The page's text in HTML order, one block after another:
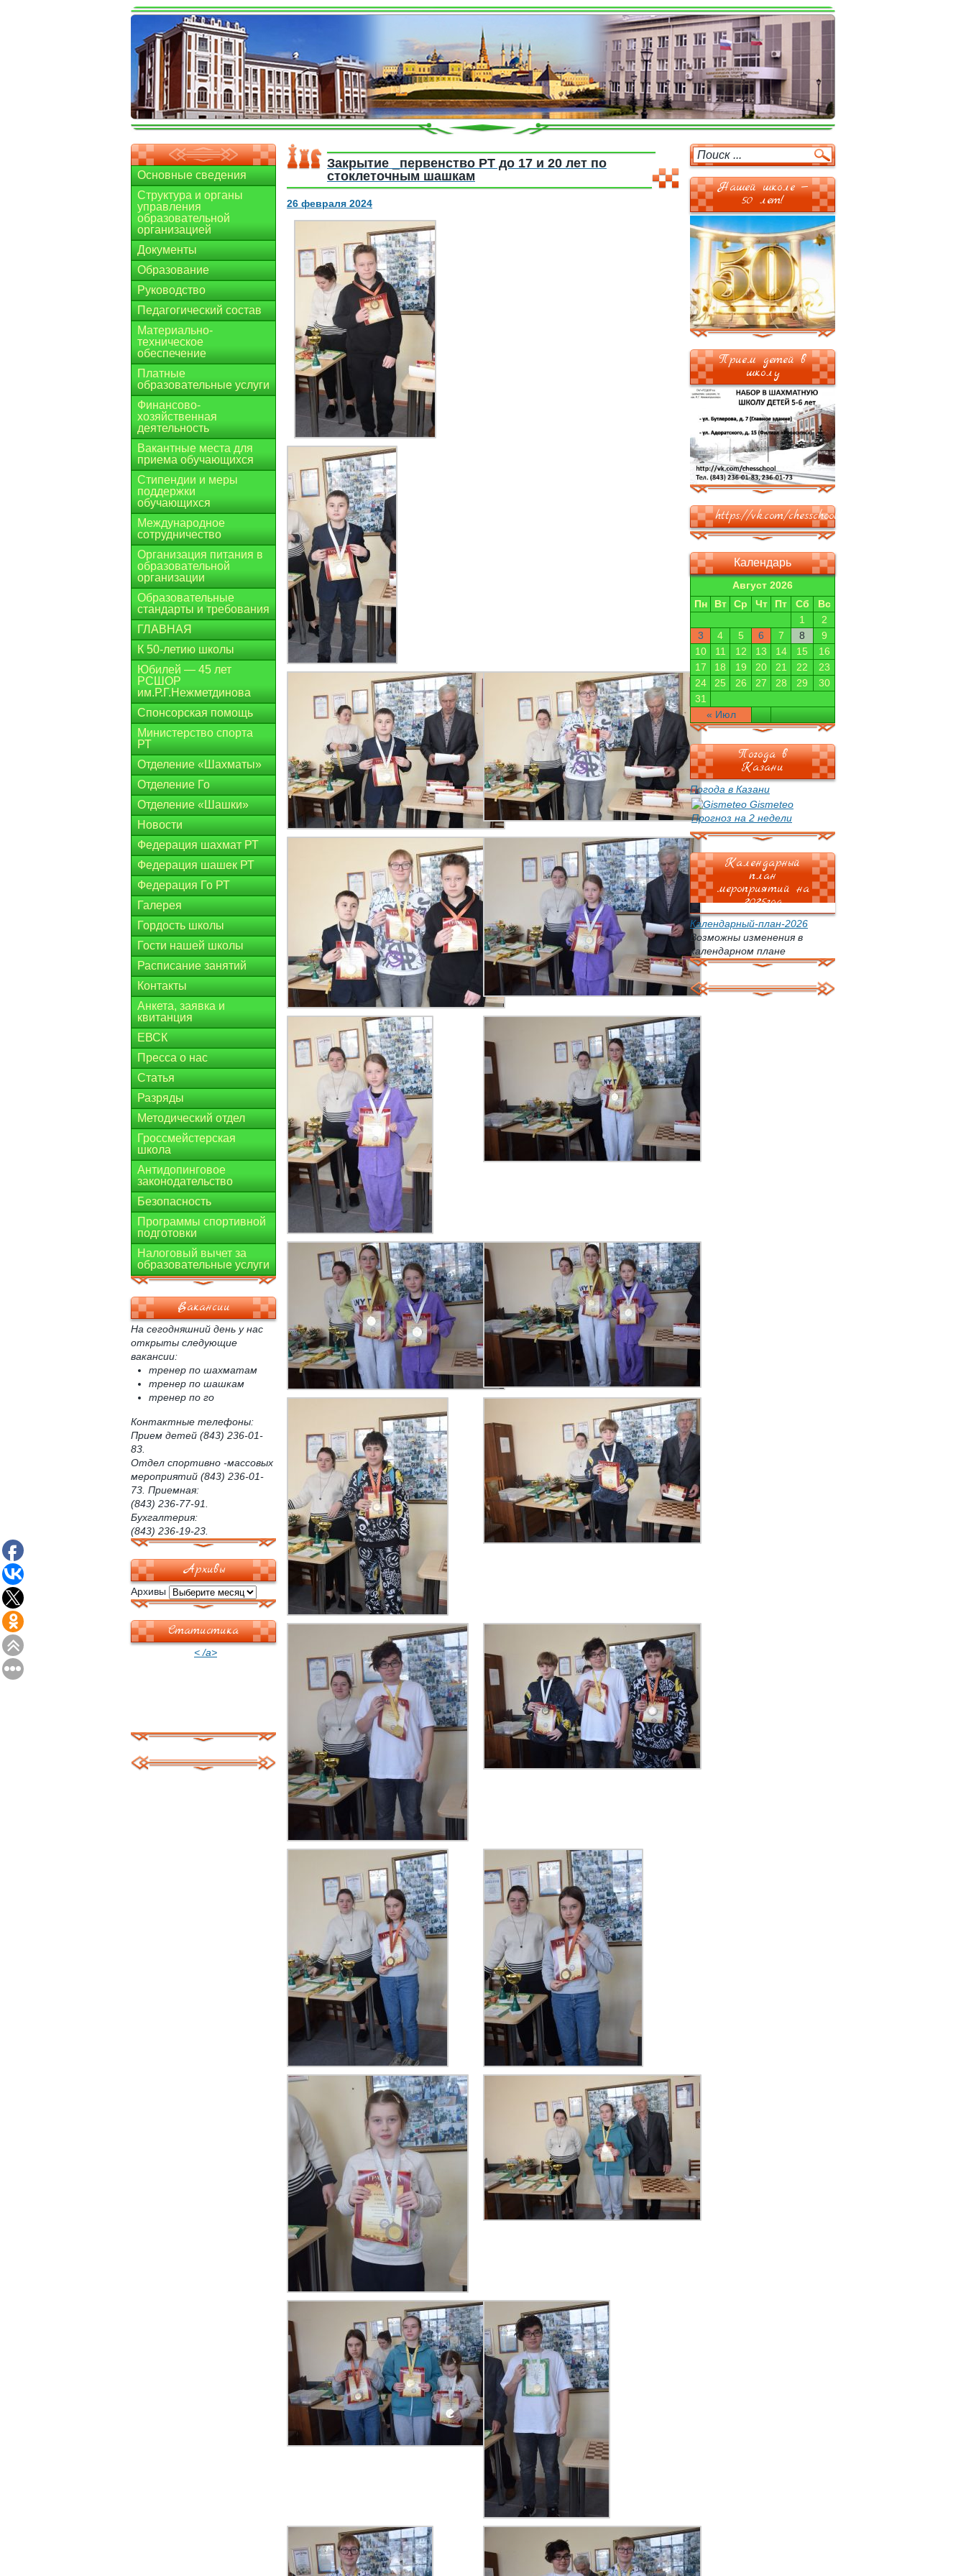
Основные сведения
Структура и органы
управления
образовательной
организацией
Документы
Образование
Руководство
Педагогический состав
Материально-
техническое
обеспечение
Платные
образовательные услуги
Финансово-
хозяйственная
деятельность
Вакантные места для
приема обучающихся
Стипендии и меры
поддержки
обучающихся
Международное
сотрудничество
Организация питания в
образовательной
организации
Образовательные
стандарты и требования
ГЛАВНАЯ
К 50-летию школы
Юбилей — 45 лет
РСШОР
им.Р.Г.Нежметдинова
Спонсорская помощь
Министерство спорта
РТ
Отделение «Шахматы»
Отделение Го
Отделение «Шашки»
Новости
Федерация шахмат РТ
Федерация шашек РТ
Федерация Го РТ
Галерея
Гордость школы
Гости нашей школы
Расписание занятий
Контакты
Анкета, заявка и
квитанция
ЕВСК
Пресса о нас
Статья
Разряды
Методический отдел
Гроссмейстерская
школа
Антидопинговое
законодательство
Безопасность
Программы спортивной
подготовки
Налоговый вычет за
образовательные услуги
Вакансии
На сегодняшний день у нас
открыты следующие
вакансии:
тренер по шахматам
тренер по шашкам
тренер по го
Контактные телефоны:
Прием детей (843) 236-01-
83.
Отдел спортивно -массовых
мероприятий (843) 236-01-
73. Приемная:
(843) 236-77-91.
Бухгалтерия:
(843) 236-19-23.
Архивы
Архивы
Статистика
< /a>
Закрытие _первенство РТ до 17 и 20 лет по
стоклеточным шашкам
26 февраля 2024
Нашей школе —
50 лет!
Прием детей в
школу
https://vk.com/chesschool
Календарь
Август 2026
Пн
Вт Ср Чт Пт Сб Вс
« Июл
1
2
3
4 5 6 7 8
9
10
11 12 13 14 15
16
17
18 19 20 21 22
23
24
25 26 27 28 29
30
31
Погода в
Казани
Погода в Казани
Gismeteo
Прогноз на 2 недели
Календарный
план
мероприятий на
2025год
Календарный-план-2026
Возможны изменения в
календарном плане